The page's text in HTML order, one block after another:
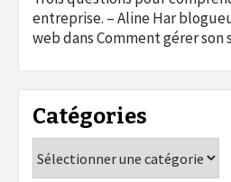
entreprise. – Aline Har
webdansComment gérer son
Catégories